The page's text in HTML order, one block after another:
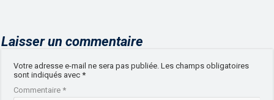
Laisser un commentaire
Votre adresse e-mail ne sera pas publiée. Les champs obligatoires
sont indiqués avec*
Commentaire*